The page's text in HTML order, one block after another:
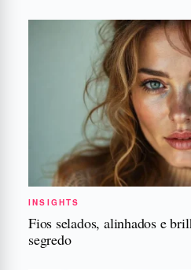
INSIGHTS
Fios selados, alinhados e
segredo